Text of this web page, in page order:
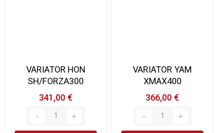
VARIATOR HON
SH/FORZA300
341,00 €
VARIATOR YAM
XMAX400
366,00 €